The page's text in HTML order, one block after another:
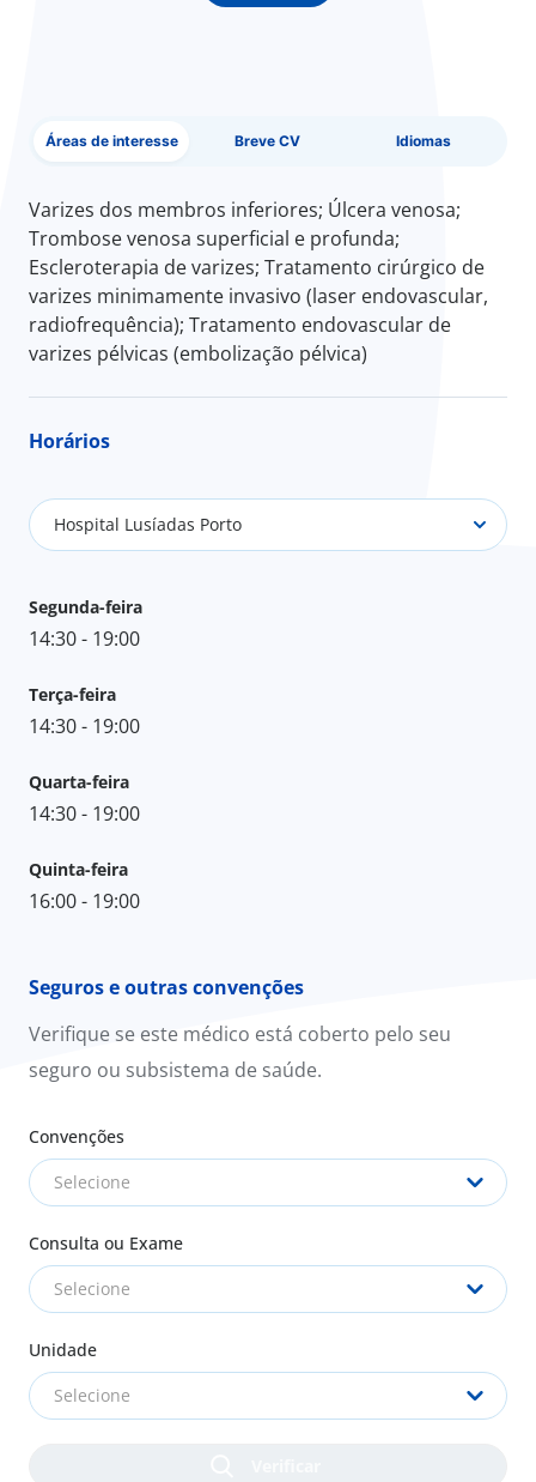
Áreas de interesse Breve CV Idiomas
Varizes dos membros inferiores; Úlcera venosa;
Trombose venosa superficial e profunda;
Escleroterapia de varizes; Tratamento cirúrgico de
varizes minimamente invasivo (laser endovascular,
radiofrequência); Tratamento endovascular de
varizes pélvicas (embolização pélvica)
Horários
Hospital Lusíadas Porto
Segunda-feira
14:30 - 19:00
Terça-feira
14:30 - 19:00
Quarta-feira
14:30 - 19:00
Quinta-feira
16:00 - 19:00
Seguros e outras convenções
Verifique se este médico está coberto pelo seu
seguro ou subsistema de saúde.
Convenções
Selecione
Consulta ou Exame
Selecione
Unidade
Selecione